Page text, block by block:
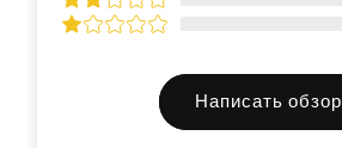
Написать обзор